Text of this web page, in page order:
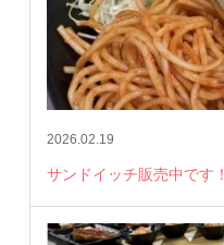
2026.02.19
サンドイッチ販売中です！